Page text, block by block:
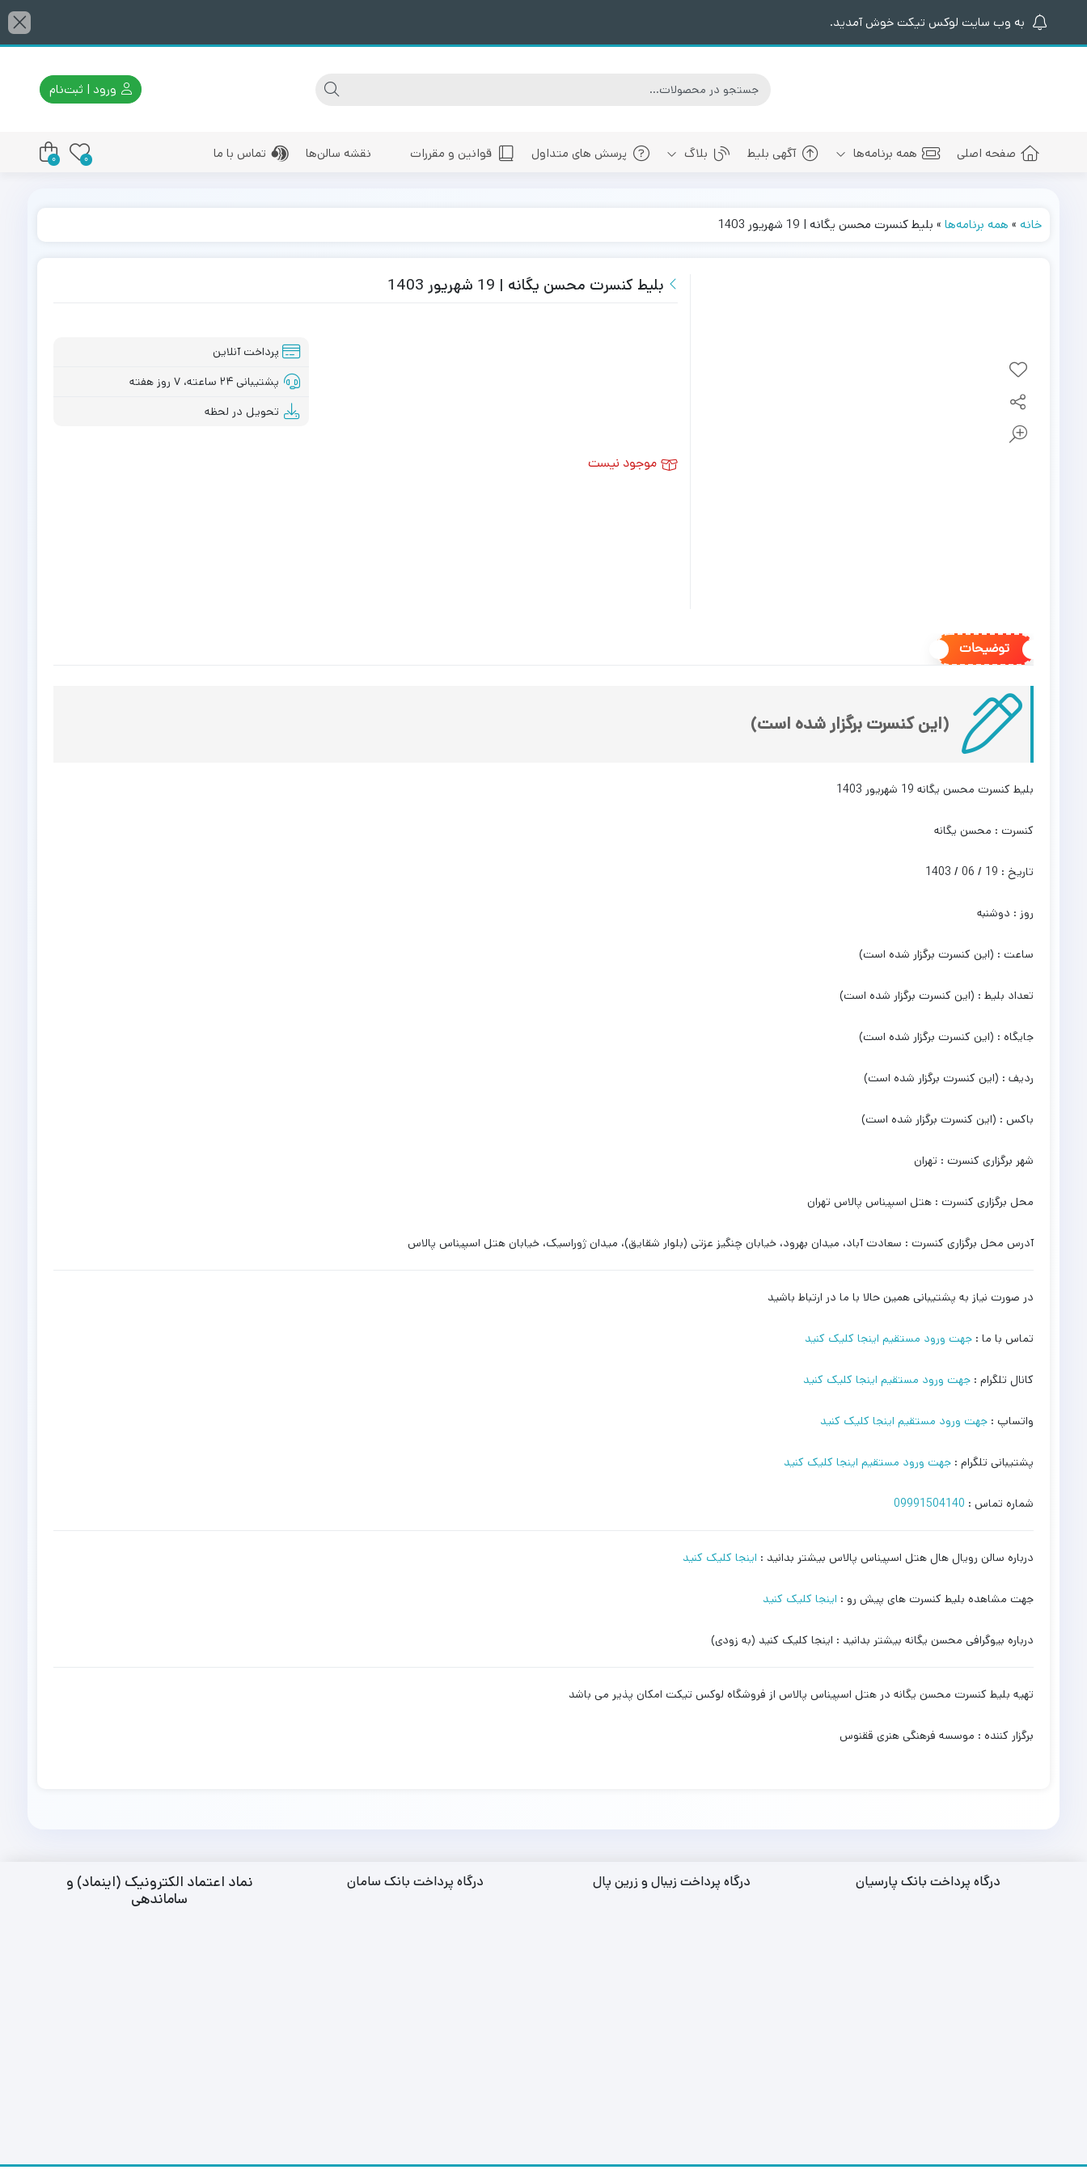
به وب سایت لوکس تیکت خوش آمدید.
ورود | ثبت‌نام
صفحه اصلی همه برنامه‌ها
بلیط کنسرت های پیش رو شیراز
آگهی بلیط بلاگ پرسش های متداول قوانین و مقررات نقشه سالن‌ها تماس با ما 0
0
خانه» همه برنامه‌ها» بلیط کنسرت محسن یگانه | 19 شهریور 1403
بلیط کنسرت محسن یگانه | 19 شهریور 1403
پرداخت آنلاین
پشتیبانی ۲۴ ساعته، ۷ روز هفته
تحویل در لحظه
موجود نیست
توضیحات
(این کنسرت برگزار شده است)
بلیط کنسرت محسن یگانه 19 شهریور 1403
کنسرت : محسن یگانه
تاریخ : 19 / 06 / 1403
روز : دوشنبه
ساعت : (این کنسرت برگزار شده است)
تعداد بلیط : (این کنسرت برگزار شده است)
جایگاه : (این کنسرت برگزار شده است)
ردیف : (این کنسرت برگزار شده است)
باکس : (این کنسرت برگزار شده است)
شهر برگزاری کنسرت : تهران
محل برگزاری کنسرت : هتل اسپیناس پالاس تهران
آدرس محل برگزاری کنسرت : سعادت آباد، میدان بهرود، خیابان چنگیز عزتی (بلوار شقایق)، میدان ژوراسیک، خیابان هتل اسپیناس پالاس
در صورت نیاز به پشتیبانی همین حالا با ما در ارتباط باشید
تماس با ما : جهت ورود مستقیم اینجا کلیک کنید
کانال تلگرام : جهت ورود مستقیم اینجا کلیک کنید
واتساپ : جهت ورود مستقیم اینجا کلیک کنید
پشتیبانی تلگرام : جهت ورود مستقیم اینجا کلیک کنید
شماره تماس : 09991504140
درباره سالن رویال هال هتل اسپیناس پالاس بیشتر بدانید : اینجا کلیک کنید
جهت مشاهده بلیط کنسرت های پیش رو : اینجا کلیک کنید
درباره بیوگرافی محسن یگانه بیشتر بدانید : اینجا کلیک کنید (به زودی)
تهیه بلیط کنسرت محسن یگانه در هتل اسپیناس پالاس از فروشگاه لوکس تیکت امکان پذیر می باشد
برگزار کننده : موسسه فرهنگی هنری ققنوس
درگاه پرداخت بانک پارسیان درگاه پرداخت زیبال و زرین پال درگاه پرداخت بانک سامان
نماد اعتماد الکترونیک (اینماد) و
ساماندهی